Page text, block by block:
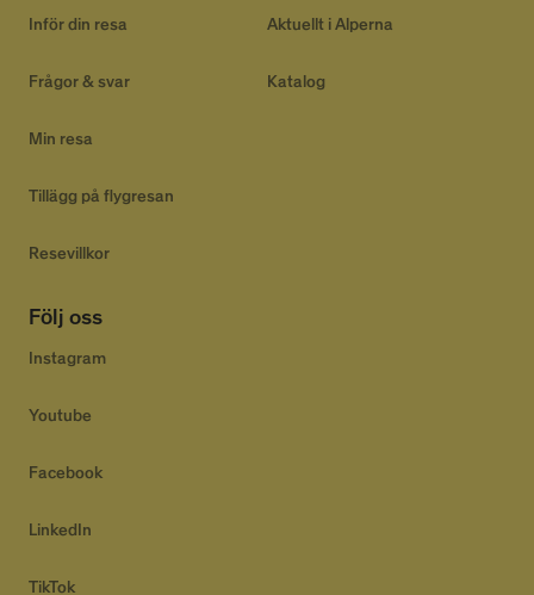
Inför din resa
Frågor & svar
Min resa
Tillägg på flygresan
Resevillkor
Aktuellt i Alperna
Katalog
Följ oss
Instagram
Youtube
Facebook
LinkedIn
TikTok